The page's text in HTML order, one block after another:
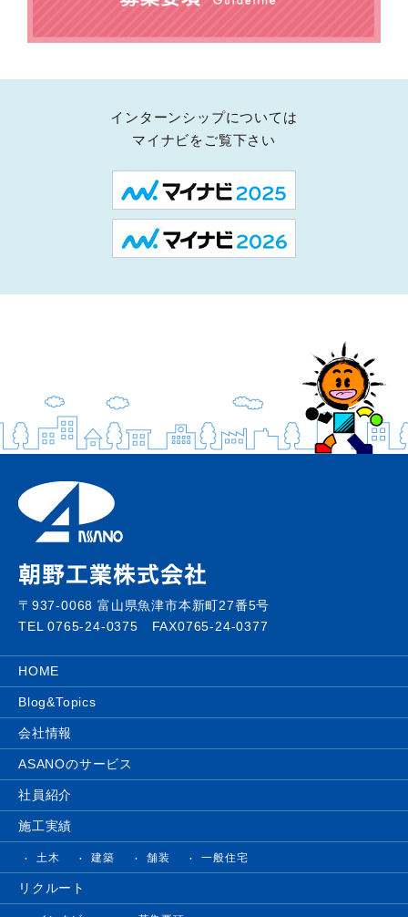
インターンシップについては
マイナビをご覧下さい
〒937-0068 富山県魚津市本新町27番5号
TEL 0765-24-0375 FAX0765-24-0377
HOME
Blog&Topics
会社情報
ASANOのサービス
社員紹介
施工実績
土木 建築 舗装 一般住宅
リクルート